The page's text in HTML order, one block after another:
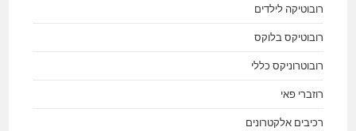
רובוטיקה לילדים
רובוטיקס בלוקס
רובוטרוניקס כללי
רוזברי פאי
רכיבים אלקטרונים